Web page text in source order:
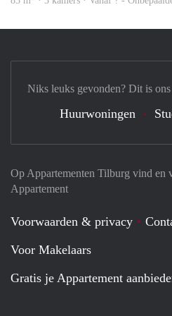
Op Appartementen Tilburg vind en
Appartement
Voorwaarden & privacy
Voor Makelaars
Gratis je Appartement
Niks leuks gevonden? Dit is
Huurwoningen